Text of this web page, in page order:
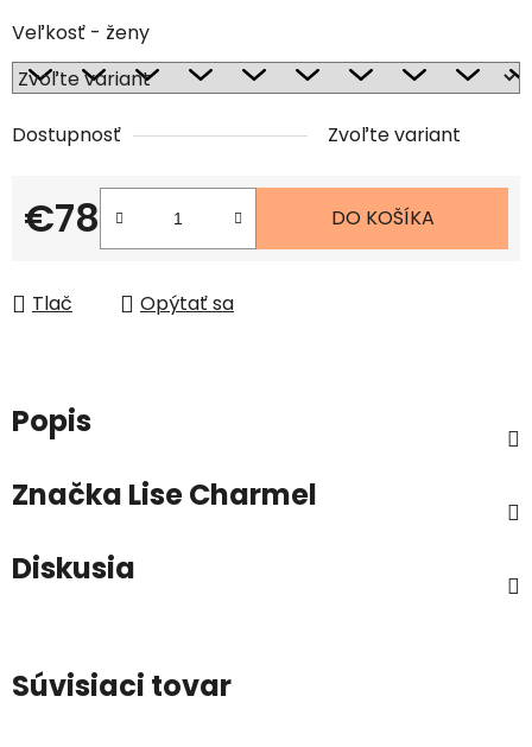
Veľkosť - ženy
Dostupnosť Zvoľte variant
€78
Jednotková cena:
DO KOŠÍKA
Tlač Opýtať sa
Popis
Značka Lise Charmel
Diskusia
Súvisiaci tovar